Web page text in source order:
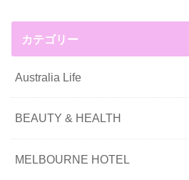
カテゴリー
Australia Life
BEAUTY & HEALTH
MELBOURNE HOTEL